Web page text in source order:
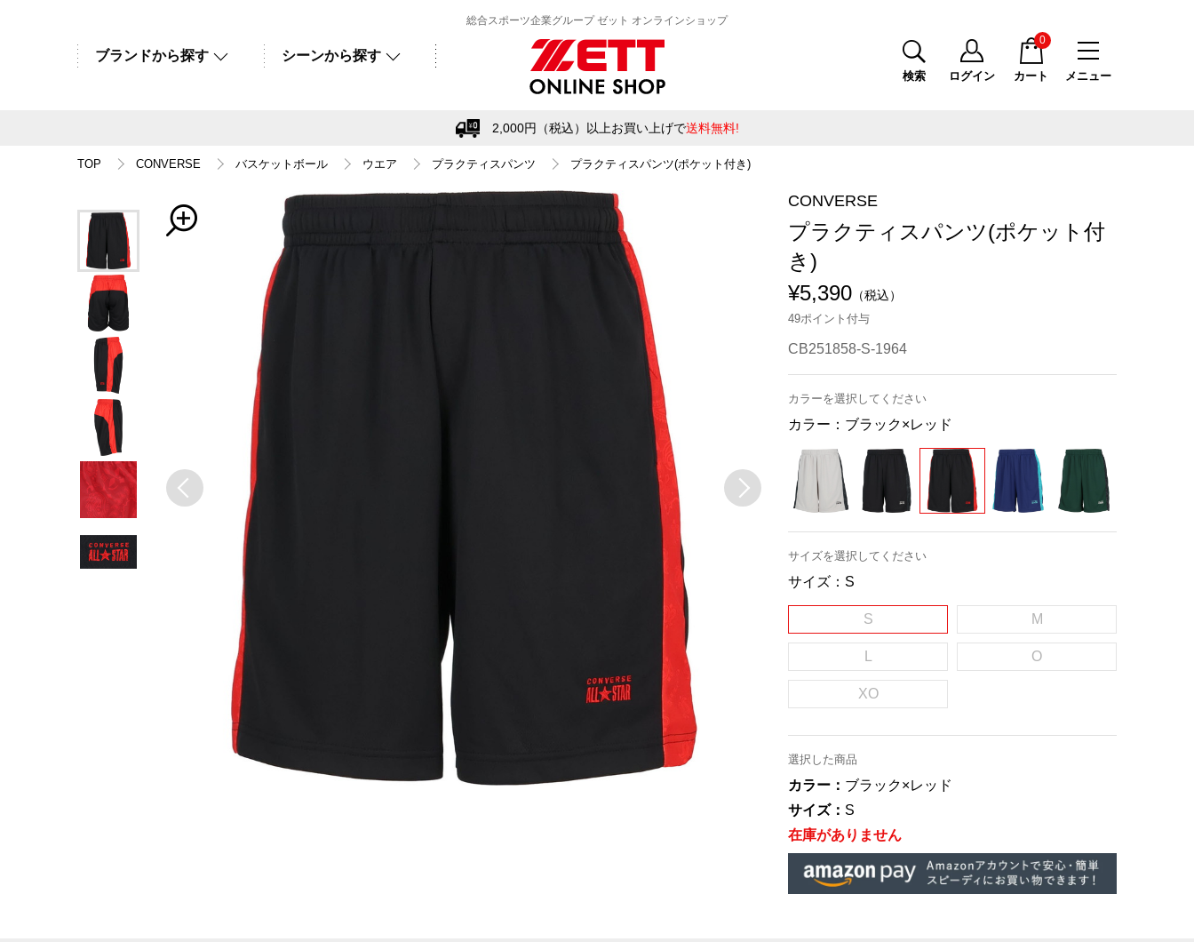
総合スポーツ企業グループ ゼット オンラインショップ
ブランドから探す シーンから探す
メニュー
検索 ログイン カート
0
2,000円（税込）以上お買い上げで送料無料!
TOP CONVERSE バスケットボール ウエア プラクティスパンツ プラクティスパンツ(ポケット付き)
CONVERSE
プラクティスパンツ(ポケット付
き)
¥5,390 （税込）
49ポイント付与
CB251858-S-1964
カラーを選択してください
カラー： ブラック×レッド
サイズを選択してください
サイズ： S
S M
O
XO
選択した商品
カラー： ブラック×レッド
サイズ： S
在庫がありません